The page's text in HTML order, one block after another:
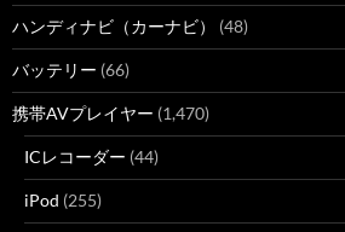
ハンディナビ（カーナビ） (48)
バッテリー (66)
携帯AVプレイヤー (1,470)
ICレコーダー (44)
iPod (255)